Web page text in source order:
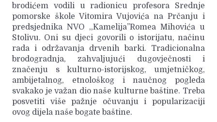
brodićem vodili u radionicu profesora Srednje
pomorske škole Vitomira Vujovića na Prčanju i
predsjednika NVO ,,Kamelija’’Romea Mihovića u
Stolivu. Oni su djeci govorili o istorijatu, načinu
rada i održavanja drvenih barki. Tradicionalna
brodogradnja, zahvaljujući dugovječnosti i
značenju s kulturno-istorijskog, umjetničkog,
ambijetalnog, etnološkog i naučnog pogleda
svakako je važan dio naše kulturne baštine. Treba
posvetiti više pažnje očuvanju i popularizaciji
ovog dijela naše bogate baštine.